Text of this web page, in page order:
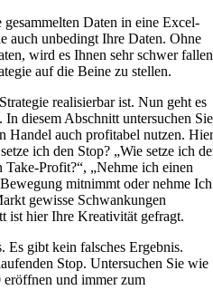
Daten in eine Excel-
auch unbedingt Ihre Daten. Ohne
wird es Ihnen sehr schwer
auf die Beine zu stellen.
realisierbar ist. Nun geht es
diesem Abschnitt untersuchen
Handel auch profitabel nutzen. Hier
ich den Stop? „Wie setze ich
Profit?“, „Nehme ich einen
mitnimmt oder nehme Ich
gewisse Schwankungen
ist hier Ihre Kreativität gefragt.
Es gibt kein falsches Ergebnis.
Stop. Untersuchen Sie wie
eröffnen und immer zum